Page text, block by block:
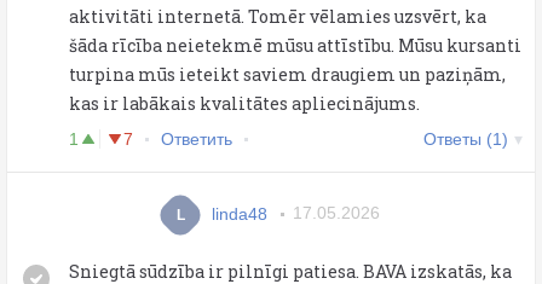
aktivitāti internetā. Tomēr vēlamies uzsvērt, ka
šāda rīcība neietekmē mūsu attīstību. Mūsu kursanti
turpina mūs ieteikt saviem draugiem un paziņām,
kas ir labākais kvalitātes apliecinājums.
1 7 Ответить Ответы (1)
L linda48 17.05.2026
Sniegtā sūdzība ir pilnīgi patiesa. BAVA izskatās, ka